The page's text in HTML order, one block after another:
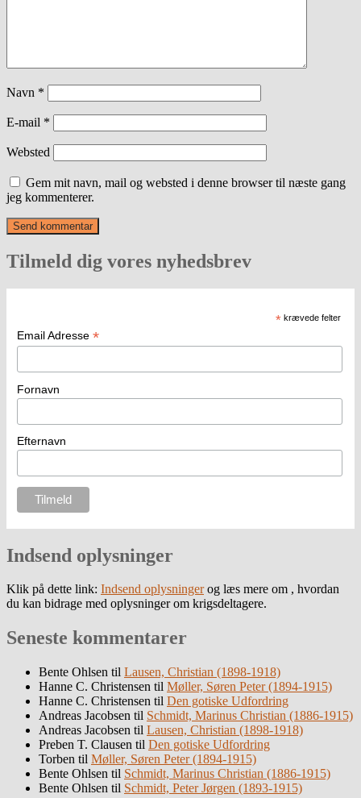
Navn *
E-mail *
Websted
Gem mit navn, mail og websted i denne browser til næste gang
jeg kommenterer.
Tilmeld dig vores nyhedsbrev
* krævede felter
Email Adresse *
Fornavn
Efternavn
Indsend oplysninger
Klik på dette link: Indsend oplysningerog læs mere om , hvordan
du kan bidrage med oplysninger om krigsdeltagere.
Seneste kommentarer
Bente Ohlsen til Lausen, Christian (1898-1918)
Hanne C. Christensen til Møller, Søren Peter (1894-1915)
Hanne C. Christensen til Den gotiske Udfordring
Andreas Jacobsen til Schmidt, Marinus Christian (1886-1915)
Andreas Jacobsen til Lausen, Christian (1898-1918)
Preben T. Clausen til Den gotiske Udfordring
Torben til Møller, Søren Peter (1894-1915)
Bente Ohlsen til Schmidt, Marinus Christian (1886-1915)
Bente Ohlsen til Schmidt, Peter Jørgen (1893-1915)